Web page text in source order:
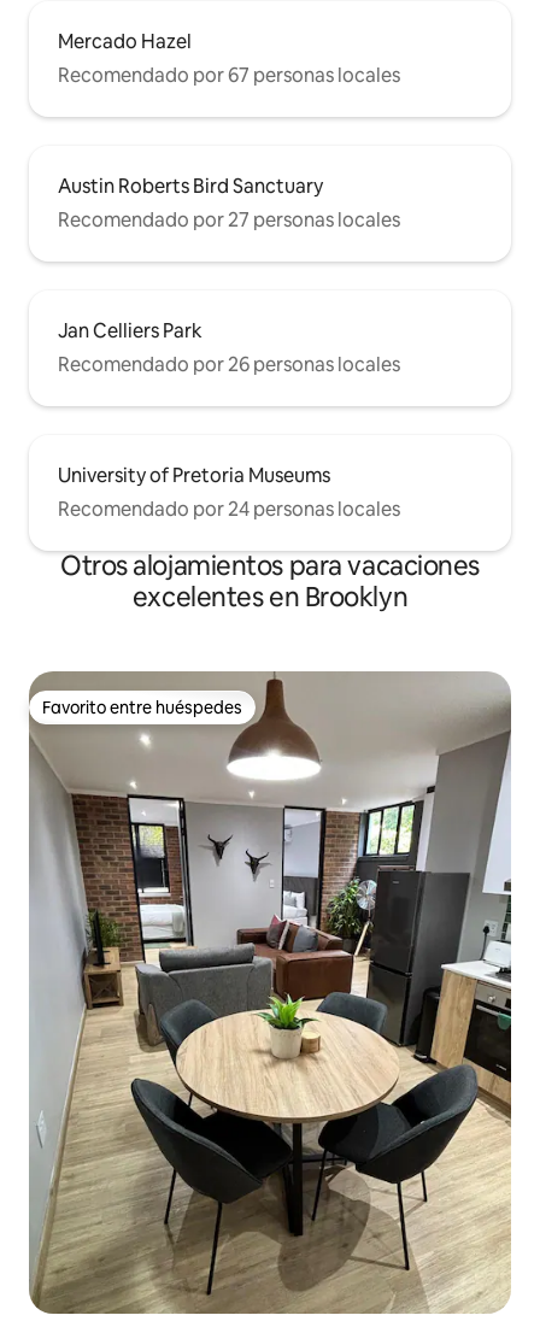
Mercado Hazel
Recomendado por 67 personas locales
Austin Roberts Bird Sanctuary
Recomendado por 27 personas locales
Jan Celliers Park
Recomendado por 26 personas locales
University of Pretoria Museums
Recomendado por 24 personas locales
Otros alojamientos para vacaciones
excelentes en Brooklyn
Favorito entre huéspedes
Favorito entre huéspedes